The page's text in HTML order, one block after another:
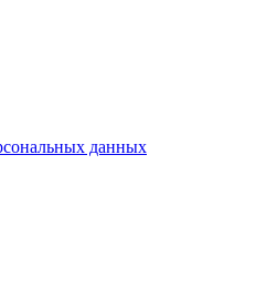
данных